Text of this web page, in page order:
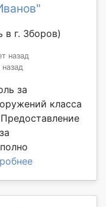
г. Зборов)
назад
за
класса